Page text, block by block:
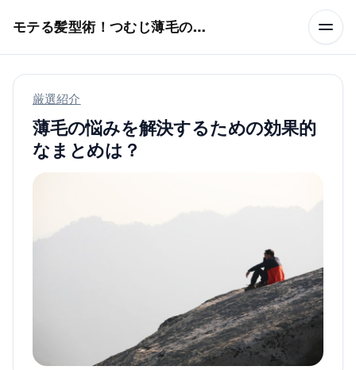
モテる髪型術！つむじ薄毛の隠し方
厳選紹介
薄毛の悩みを解決するための効果的
なまとめは？